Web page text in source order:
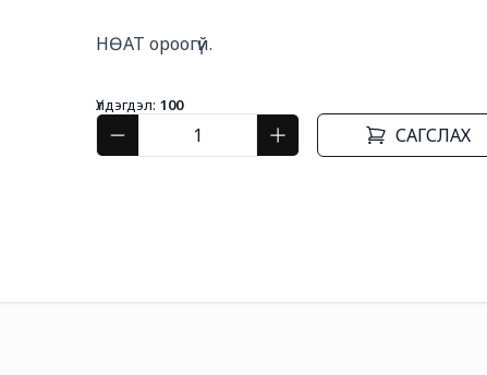
НӨАТ ороогүй.
Үлдэгдэл: 100
САГСЛАХ